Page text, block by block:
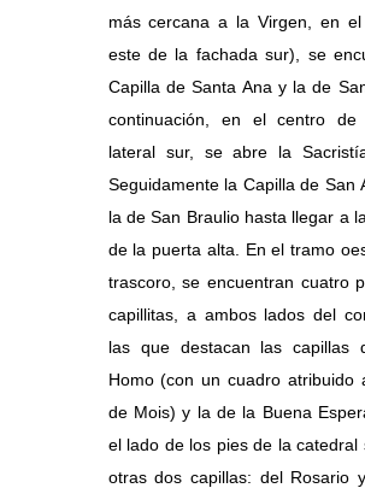
más cercana a la Virgen, en el
este de la fachada sur), se
Capilla de Santa Ana y la de
continuación, en el centro
lateral sur, se abre la
Seguidamente la Capilla de San
la de San Braulio hasta llegar a
de la puerta alta. En el tramo
trascoro, se encuentran cuatro
capillitas, a ambos lados del
las que destacan las capillas
Homo (con un cuadro atribuido
de Mois) y la de la Buena
el lado de los pies de la catedral
otras dos capillas: del Rosario